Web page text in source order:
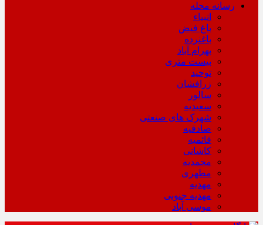
رسانه محله
انبیاء
باغ فیض
باغنرده
بهرام آباد
بیست متری
توحید
زرافشان
سالور
سعیدیه
شهرک های صنعتی
صادقیه
قائمیه
کاشانی
محمدیه
مطهری
مهدیه
مهدیه جنوبی
موسی آباد